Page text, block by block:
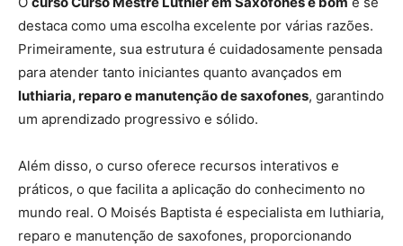
destaca como uma escolha excelente por várias razões.
Primeiramente, sua estrutura é cuidadosamente pensada
para atender tanto iniciantes quanto avançados em
luthiaria, reparo e manutenção de saxofones, garantindo
um aprendizado progressivo e sólido.
Além disso, o curso oferece recursos interativos e
práticos, o que facilita a aplicação do conhecimento no
mundo real. O Moisés Baptista é especialista em luthiaria,
reparo e manutenção de saxofones, proporcionando